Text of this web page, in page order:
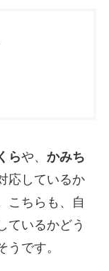
らや、 かみち
応しているか
こちらも、自
ているかどう
です。